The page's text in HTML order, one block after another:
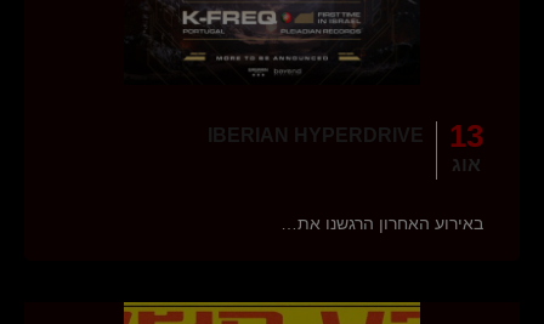
13
אוג
IBERIAN HYPERDRIVE
באירוע האחרון הרגשנו את…